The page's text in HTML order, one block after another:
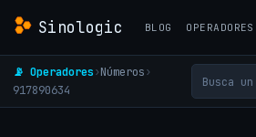
Sinologic BLOG OPERADORES
📡 Operadores›Números›
917890634